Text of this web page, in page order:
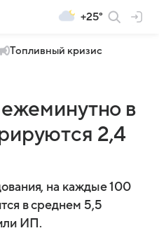
+25°
Топливный кризис
ежеминутно в
2,4
на каждые 100
в среднем 5,5
ИП.